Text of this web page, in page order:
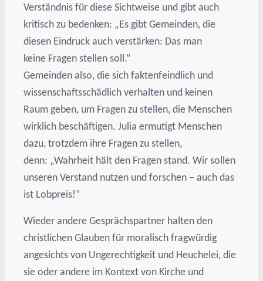
Verständnis für diese Sichtweise und gibt auch
kritisch zu bedenken: „Es gibt Gemeinden, die
diesen Eindruck auch verstärken: Das man
keine Fragen stellen soll.“
Gemeinden also, die sich faktenfeindlich und
wissenschaftsschädlich verhalten und keinen
Raum geben, um Fragen zu stellen, die Menschen
wirklich beschäftigen. Julia ermutigt Menschen
dazu, trotzdem ihre Fragen zu stellen,
denn: „Wahrheit hält den Fragen stand. Wir sollen
unseren Verstand nutzen und forschen – auch das
ist Lobpreis!“
Wieder andere Gesprächspartner halten den
christlichen Glauben für moralisch fragwürdig
angesichts von Ungerechtigkeit und Heuchelei, die
sie oder andere im Kontext von Kirche und